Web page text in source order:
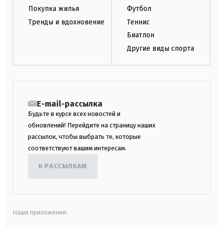
Покупка жилья
Тренды и вдохновение
Футбол
Теннис
Биатлон
Другие виды спорта
E-mail-рассылка
Будьте в курсе всех новостей и
обновлений! Перейдите на страницу наших
рассылок, чтобы выбрать те, которые
соответствуют вашим интересам.
К РАССЫЛКАМ
Наши приложения: